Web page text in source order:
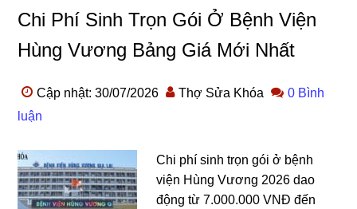
Chi Phí Sinh Trọn Gói Ở Bệnh Viện
Hùng Vương Bảng Giá Mới Nhất
Cập nhật: 30/07/2026 Thợ Sửa Khóa
0 Bình
luận
Chi phí sinh trọn gói ở bệnh
viện Hùng Vương 2026 dao
động từ 7.000.000 VNĐ đến